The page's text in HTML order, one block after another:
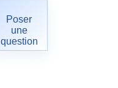
Poser
une
question